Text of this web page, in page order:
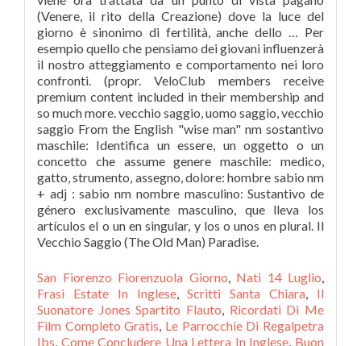
San Fiorenzo Fiorenzuola Giorno, Nati 14 Luglio,
Frasi Estate In Inglese,Scritti Santa Chiara, Il
Suonatore Jones Spartito Flauto, Ricordati Di Me
Film Completo Gratis, Le Parrocchie Di Regalpetra
Ibs, Come Concludere Una Lettera In Inglese, Buon